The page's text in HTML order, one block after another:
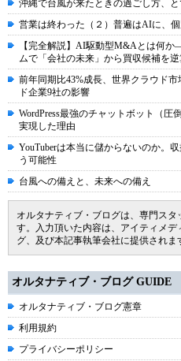
沖縄で台風が来たときの過ごし方、
営業は終わった（２）普遍はAIに、
【完全解説】AI駆動型M&Aとは何か
ムで「会社の未来」から買収候補を
前年同期比43%成長、世界クラウド
ド企業9社の影響
WordPress最強のチャットボット（
実現した理由
YouTuberは本当に儲からないのか。
う可能性
台風への備えと、未来への備え
オルタナティブ・ブログは、専門ス
す。入力頂いた内容は、アイティメ
グ、及び本記事執筆会社に提供されま
オルタナティブ・ブログ GUIDE
オルタナティブ・ブログ憲章
利用規約
プライバシーポリシー